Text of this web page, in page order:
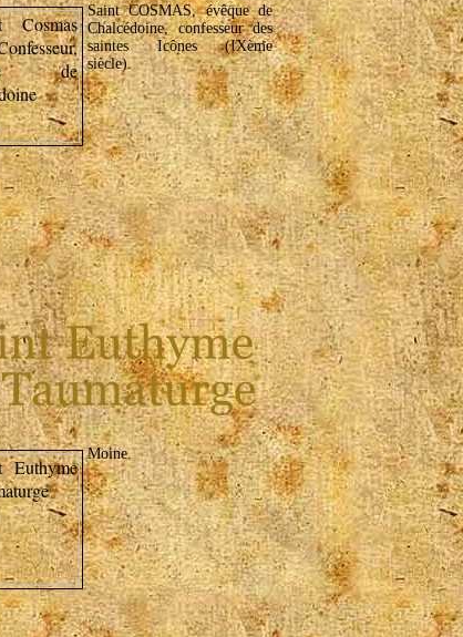
Saint COSMAS, évêque de
Chalcédoine, confesseur des
saintes Icônes (IXème
siècle).
Moine.